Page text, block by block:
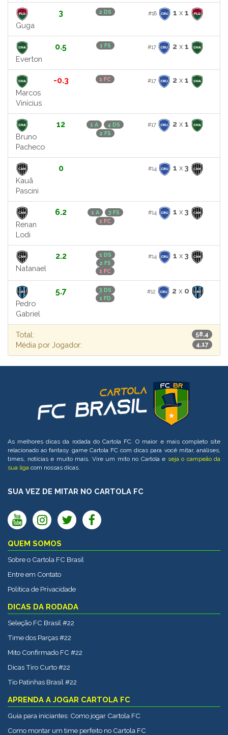
Guga
3 2 DS #18 1 x 1
Everton
0.5 1 FS #17 2 x 1
Marcos
Vinícius
-0.3 1 FC #17 2 x 1
Bruno
Pacheco
12 1 A
4 DS
2 FS
#17 2 x 1
Kauã
Pascini
0 #14 1 x 3
Renan
Lodi
6.2 1 A
3 FS
1 FC
#14 1 x 3
Natanael
2.2
1 DS
2 FS
1 FC
#14 1 x 3
Pedro
Gabriel
5.7
3 DS
1 FD
#12 2 x 0
Total: 58,4
Média por Jogador: 4,17
As melhores dicas da rodada do Cartola FC. O maior e mais completo site
relacionado ao fantasy game Cartola FC com dicas para você mitar, análises,
times, notícias e muito mais. Vire um mito no Cartola e seja o campeão da
sua liga com nossas dicas.
SUA VEZ DE MITAR NO CARTOLA FC
QUEM SOMOS
Sobre o Cartola FC Brasil
Entre em Contato
Política de Privacidade
DICAS DA RODADA
Seleção FC Brasil #22
Time dos Parças #22
Mito Confirmado FC #22
Dicas Tiro Curto #22
Tio Patinhas Brasil #22
APRENDA A JOGAR CARTOLA FC
Guia para iniciantes: Como jogar Cartola FC
Como montar um time perfeito no Cartola FC